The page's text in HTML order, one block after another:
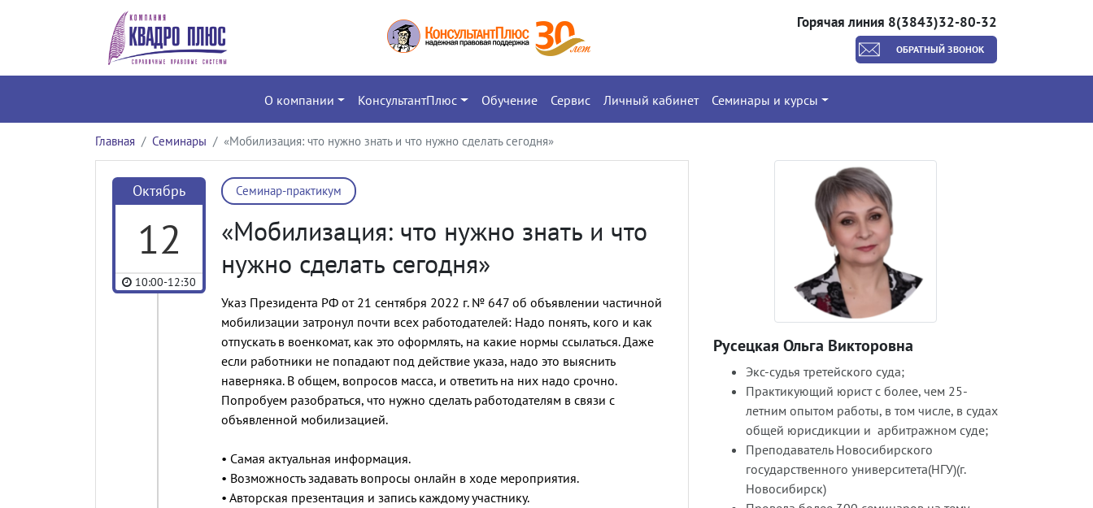
Горячая линия 8(3843)32-80-32
ОБРАТНЫЙ ЗВОНОК
О компании КонсультантПлюс Обучение Сервис Личный кабинет Семинары и курсы
Главная Семинары «Мобилизация: что нужно знать и что нужно сделать сегодня»
Октябрь
12
10:00-12:30
Семинар-практикум
«Мобилизация: что нужно знать и что
нужно сделать сегодня»
Указ Президента РФ от 21 сентября 2022 г. № 647 об объявлении частичной
мобилизации затронул почти всех работодателей: Надо понять, кого и как
отпускать в военкомат, как это оформлять, на какие нормы ссылаться. Даже
если работники не попадают под действие указа, надо это выяснить
наверняка. В общем, вопросов масса, и ответить на них надо срочно.
Попробуем разобраться, что нужно сделать работодателям в связи с
объявленной мобилизацией.
• Самая актуальная информация.
• Возможность задавать вопросы онлайн в ходе мероприятия.
• Авторская презентация и запись каждому участнику.
Русецкая Ольга Викторовна
Экс-судья третейского суда;
Практикующий юрист с более, чем 25-
летним опытом работы, в том числе, в судах
общей юрисдикции и арбитражном суде;
Преподаватель Новосибирского
государственного университета(НГУ)(г.
Новосибирск)